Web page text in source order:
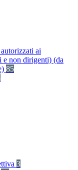
ai
e non dirigenti) (da
85
3